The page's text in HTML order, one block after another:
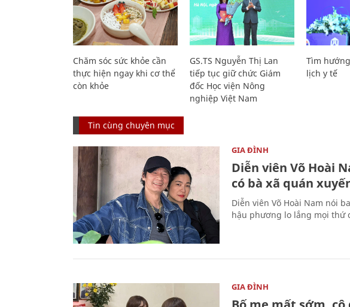
Chăm sóc sức khỏe cần
thực hiện ngay khi cơ thể
còn khỏe
GS.TS Nguyễn Thị Lan
tiếp tục giữ chức Giám
đốc Học viện Nông
nghiệp Việt Nam
Tìm
lịch y tế
Tin cùng chuyên mục
GIA ĐÌNH
Diễn viên Võ Hoài
có bà xã quán
Diễn viên Võ Hoài Nam nói
hậu phương lo lắng mọi thứ
GIA ĐÌNH